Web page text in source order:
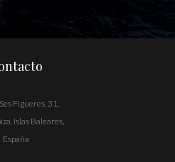
Figueres, 31,
Islas Baleares,
España